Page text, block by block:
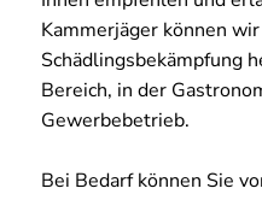
Kammerjäger können
Schädlingsbekämpfung
Bereich, in der
Gewerbebetrieb.
Bei Bedarf können Sie